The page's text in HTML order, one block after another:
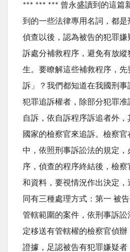
*** *** *** 曾永盛讀到的這篇
到的一些法律專用名詞，都
偵查以後，認為被告的犯罪
訴處分補救程序，避免有放縱
生。要瞭解這些補救程序，
訴」？我們都知道在我國刑
犯罪追訴權者，除部分犯罪
自訴，依自訴程序訴追者外
國家的檢察官來追訴。檢察
中，依照刑事訴訟法的規定，
序，偵查的程序終結後，檢
和資料，要視情況作出決定
同有三種處理方式：第一 被
管轄範圍的案件，依刑事訴訟
定移送有管轄權的檢察官偵
證據，足認被告有犯罪嫌疑